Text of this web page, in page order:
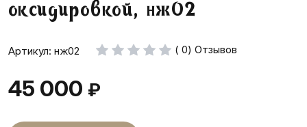
оксидировкой, нж02
Артикул: нж02 ( 0) Отзывов
45 000 ₽